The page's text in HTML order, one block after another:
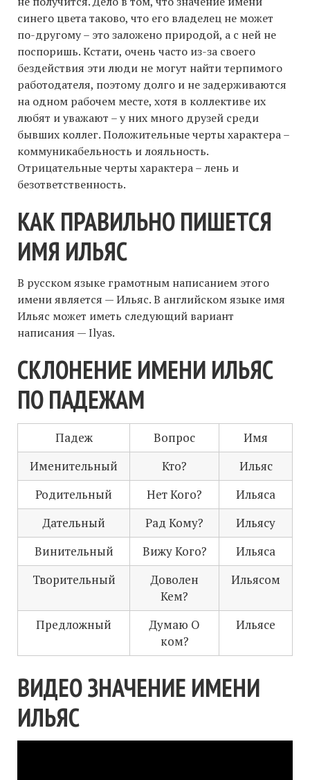
синего цвета таково, что его владелец не может
по-другому – это заложено природой, а с ней не
поспоришь. Кстати, очень часто из-за своего
бездействия эти люди не могут найти терпимого
работодателя, поэтому долго и не задерживаются
на одном рабочем месте, хотя в коллективе их
любят и уважают – у них много друзей среди
бывших коллег. Положительные черты характера –
коммуникабельность и лояльность.
Отрицательные черты характера – лень и
безответственность.
КАК ПРАВИЛЬНО ПИШЕТСЯ
ИМЯ ИЛЬЯС
В русском языке грамотным написанием этого
имени является — Ильяс. В английском языке имя
Ильяс может иметь следующий вариант
написания — Ilyas.
СКЛОНЕНИЕ ИМЕНИ ИЛЬЯС
ПО ПАДЕЖАМ
Падеж Вопрос
Имя
Именительный
Кто?
Ильяс
Родительный
Нет Кого?
Ильяса
Дательный
Рад Кому?
Ильясу
Винительный
Вижу Кого?
Ильяса
Творительный
Доволен
Кем?
Ильясом
Предложный
Думаю О
ком?
Ильясе
ВИДЕО ЗНАЧЕНИЕ ИМЕНИ
ИЛЬЯС